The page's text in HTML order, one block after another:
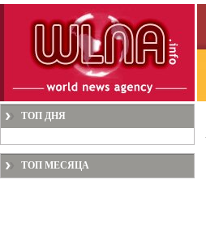
ТОП ДНЯ
ТОП МЕСЯЦА